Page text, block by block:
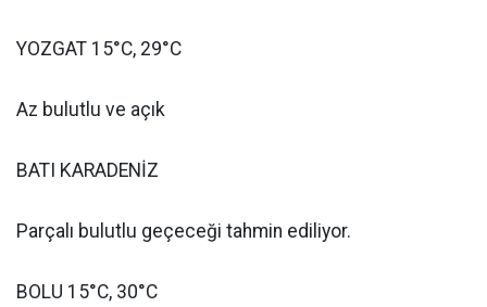
YOZGAT 15°C, 29°C
Az bulutlu ve açık
BATI KARADENİZ
Parçalı bulutlu geçeceği tahmin ediliyor.
BOLU 15°C, 30°C